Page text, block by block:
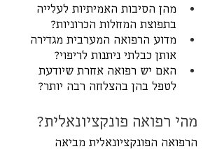
מהן הסיבות האמיתיות לעלייה
בתפוצת המחלות הכרוניות?
מדוע הרפואה המערבית מגדירה
אותן כבלתי ניתנות לריפוי?
האם יש רפואה אחרת שיודעת
לטפל בהן בהצלחה רבה יותר?
מהי רפואה פונקציונאלית?
הרפואה הפונקציונאלית מביאה